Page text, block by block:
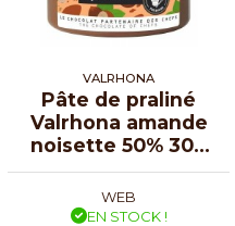
VALRHONA
Pâte de praliné
Valrhona amande
noisette 50% 300
g
WEB
EN STOCK !